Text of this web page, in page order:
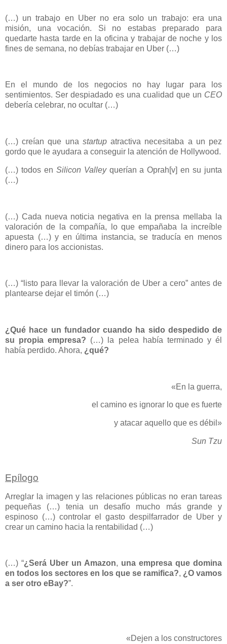
(…) un trabajo en Uber no era solo un trabajo: era una
misión, una vocación. Si no estabas preparado para
quedarte hasta tarde en la oficina y trabajar de noche y los
fines de semana, no debías trabajar en Uber (…)
En el mundo de los negocios no hay lugar para los
sentimientos. Ser despiadado es una cualidad que un CEO
debería celebrar, no ocultar (…)
(…) creían que una startupatractiva necesitaba a un pez
gordo que le ayudara a conseguir la atención de Hollywood.
(…) todos en Silicon Valleyquerían a Oprah[v] en su junta
(…)
(…) Cada nueva noticia negativa en la prensa mellaba la
valoración de la compañía, lo que empañaba la increíble
apuesta (…) y en última instancia, se traducía en menos
dinero para los accionistas.
(…) “listo para llevar la valoración de Uber a cero” antes de
plantearse dejar el timón (…)
¿Qué hace un fundador cuando ha sido despedido de
su propia empresa? (…) la pelea había terminado y él
había perdido. Ahora, ¿qué?
«En la guerra,
el camino es ignorar lo que es fuerte
y atacar aquello que es débil»
Sun Tzu
Epílogo
Arreglar la imagen y las relaciones públicas no eran tareas
pequeñas (…) tenia un desafío mucho más grande y
espinoso (…) controlar el gasto despilfarrador de Uber y
crear un camino hacia la rentabilidad (…)
(…) “¿Será Uber un Amazon, una empresa que domina
en todos los sectores en los que se ramifica?, ¿O vamos
a ser otro eBay?”.
«Dejen a los constructores